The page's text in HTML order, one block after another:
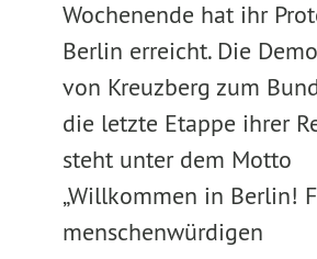
Wochenende hat ihr
Berlin erreicht. Die
von Kreuzberg zum
die letzte Etappe ihrer
steht unter dem Motto
„Willkommen in Berlin!
menschenwürdigen